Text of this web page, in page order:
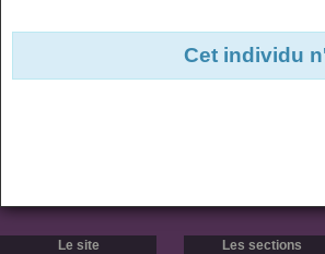
Cet individu
Le site
Les sections